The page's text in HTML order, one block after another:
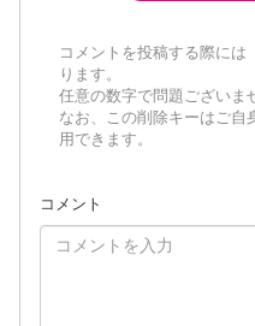
コメントを投稿する際には
ります。
任意の数字で問題ございま
なお、この削除キーはご自
用できます。
コメント